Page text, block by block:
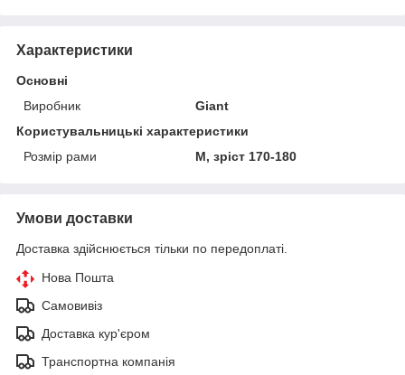
Характеристики
Основні
Виробник
Giant
Користувальницькі характеристики
Розмір рами
M, зріст 170-180
Умови доставки
Доставка здійснюється тільки по передоплаті.
Нова Пошта
Самовивіз
Доставка кур'єром
Транспортна компанія